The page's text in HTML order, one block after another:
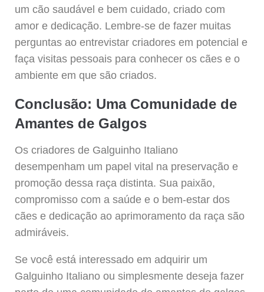
um cão saudável e bem cuidado, criado com
amor e dedicação. Lembre-se de fazer muitas
perguntas ao entrevistar criadores em potencial e
faça visitas pessoais para conhecer os cães e o
ambiente em que são criados.
Conclusão: Uma Comunidade de
Amantes de Galgos
Os criadores de Galguinho Italiano
desempenham um papel vital na preservação e
promoção dessa raça distinta. Sua paixão,
compromisso com a saúde e o bem-estar dos
cães e dedicação ao aprimoramento da raça são
admiráveis.
Se você está interessado em adquirir um
Galguinho Italiano ou simplesmente deseja fazer